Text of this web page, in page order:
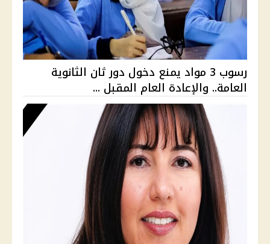
رسوب 3 مواد يمنع دخول دور ثان الثانوية
العامة.. والإعادة العام المقبل ...